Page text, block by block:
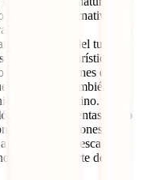
y las rutas alternativas
sin dañar.
importante del turismo
. Empresas turísticas
éticas
los viajeros también
del destino.
Herramientas como
o soluciones para
y escalar
que sean parte del